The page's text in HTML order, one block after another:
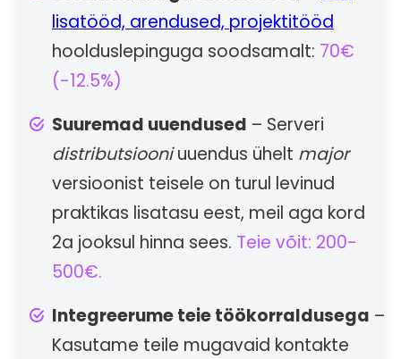
lisatööd, arendused, projektitööd
hoolduslepinguga soodsamalt: 70€
(-12.5%)
Suuremad uuendused – Serveri
distributsiooniuuendus ühelt major
versioonist teisele on turul levinud
praktikas lisatasu eest, meil aga kord
2a jooksul hinna sees. Teie võit: 200-
500€.
Integreerume teie töökorraldusega –
Kasutame teile mugavaid kontakte